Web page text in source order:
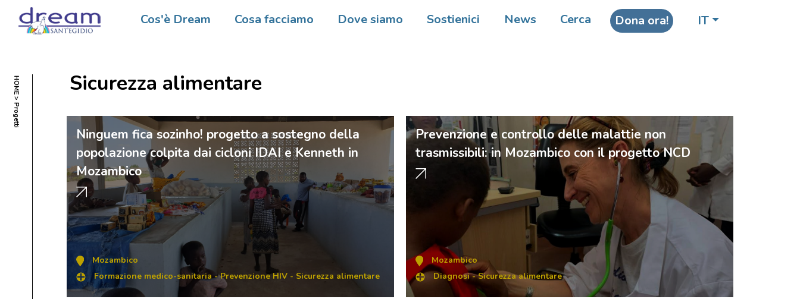
Cos'è Dream Cosa facciamo Dove siamo Sostienici News Cerca Dona ora! IT
HOME > Progetti Sicurezza alimentare
Ninguem fica sozinho! progetto a sostegno della
popolazione colpita dai cicloni IDAI e Kenneth in
Mozambico
Mozambico
Formazione medico-sanitaria-Prevenzione HIV - Sicurezza alimentare
Prevenzione e controllo delle malattie non
trasmissibili: in Mozambico con il progetto NCD
Mozambico
Diagnosi-Sicurezza alimentare